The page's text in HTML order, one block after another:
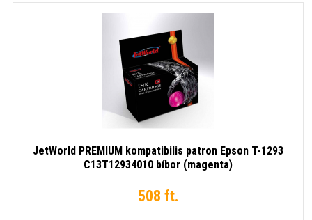
JetWorld PREMIUM kompatibilis patron Epson T-1293
C13T12934010 bíbor (magenta)
508 ft.